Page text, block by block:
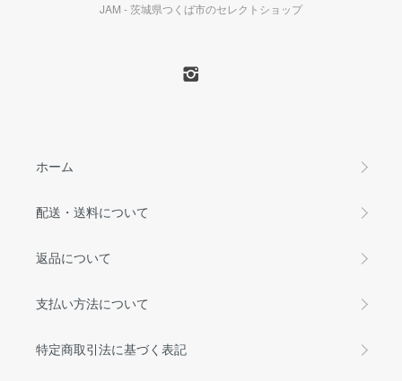
JAM - 茨城県つくば市のセレクトショップ
ホーム
配送・送料について
返品について
支払い方法について
特定商取引法に基づく表記